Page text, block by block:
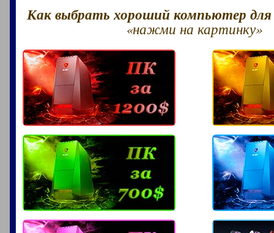
Как выбрать хороший компьютер для
«нажми на картинку»